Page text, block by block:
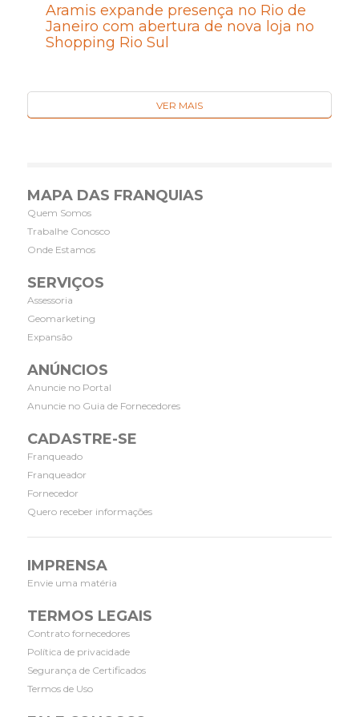
Aramis expande presença no Rio de
Janeiro com abertura de nova loja no
Shopping Rio Sul
VER MAIS
MAPA DAS FRANQUIAS
Quem Somos
Trabalhe Conosco
Onde Estamos
SERVIÇOS
Assessoria
Geomarketing
Expansão
ANÚNCIOS
Anuncie no Portal
Anuncie no Guia de Fornecedores
CADASTRE-SE
Franqueado
Franqueador
Fornecedor
Quero receber informações
IMPRENSA
Envie uma matéria
TERMOS LEGAIS
Contrato fornecedores
Política de privacidade
Segurança de Certificados
Termos de Uso